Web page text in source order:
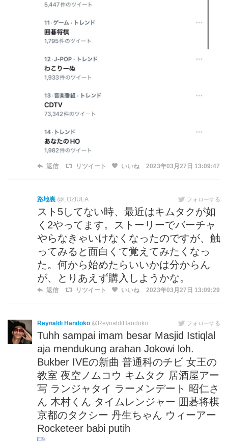
返信 リツイート いいね 2023年03月27日 13:09:47
路地裏 @LOZlULA フォローする
スト5してない時、最近はキムタクが如
く2やってます。ストーリーでバーチャ
やらなきゃいけなくなったのですが、触
ってみると面白くて覚えてみたくなっ
た。何から始めたらいいかは分からん
が、とりあえず購入しようかな。
返信 リツイート いいね 2023年03月27日 13:09:29
Reynaldi Handoko @ReynaldiHandoko フォローする
Tuhh sampai imam besar Masjid Istiqlal
aja mendukung arahan Jokowi loh.
Bukber IVEの新曲 普通科のチビ 女王の
教室 夜空ノムコウ キムタク 居酒屋アー
写 ランジャタイ ラーメンデート 昭仁さ
ん 木村くん タイムレンジャー 囲碁将棋
京都のタクシー 丹生ちゃん ウィーアー
Rocketeer babi putih